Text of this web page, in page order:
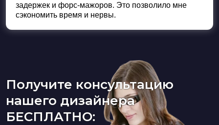
задержек и форс-мажоров. Это позволило мне
сэкономить время и нервы.
Получите консультацию
нашего дизайнера
БЕСПЛАТНО: